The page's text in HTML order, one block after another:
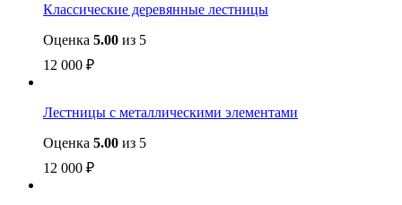
Классические деревянные лестницы
Оценка 5.00 из 5
12 000 ₽
Лестницы с металлическими элементами
Оценка 5.00 из 5
12 000 ₽